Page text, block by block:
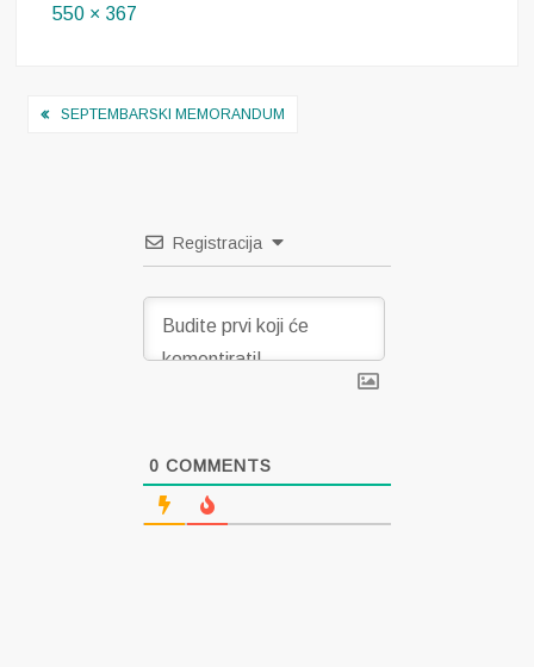
Full
550 × 367
Navigacija
SEPTEMBARSKI MEMORANDUM
Registracija
0 COMMENTS